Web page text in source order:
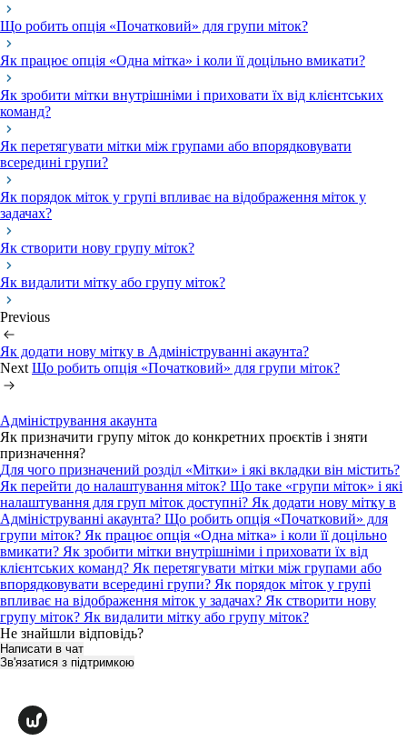
Що робить опція «Початковий» для групи міток?
Як працює опція «Одна мітка» і коли її доцільно вмикати?
Як зробити мітки внутрішніми і приховати їх від клієнтських
команд?
Як перетягувати мітки між групами або впорядковувати
всередині групи?
Як порядок міток у групі впливає на відображення міток у
задачах?
Як створити нову групу міток?
Як видалити мітку або групу міток?
Previous
Як додати нову мітку в Адмініструванні акаунта?
Next Що робить опція «Початковий» для групи міток?
Адміністрування акаунта
Як призначити групу міток до конкретних проєктів і зняти
призначення?
Для чого призначений розділ «Мітки» і які вкладки він містить?
Як перейти до налаштування міток? Що таке «групи міток» і які
налаштування для груп міток доступні? Як додати нову мітку в
Адмініструванні акаунта? Що робить опція «Початковий» для
групи міток? Як працює опція «Одна мітка» і коли її доцільно
вмикати? Як зробити мітки внутрішніми і приховати їх від
клієнтських команд? Як перетягувати мітки між групами або
впорядковувати всередині групи? Як порядок міток у групі
впливає на відображення міток у задачах? Як створити нову
групу міток? Як видалити мітку або групу міток?
Не знайшли відповідь?
Написати в чат
Зв'язатися з підтримкою